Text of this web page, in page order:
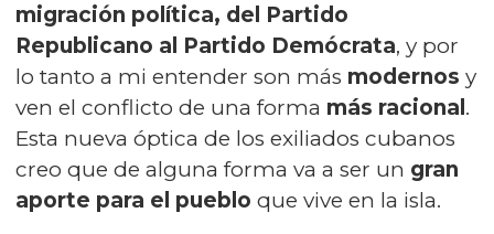
migración política, del Partido
Republicano al Partido Demócrata, y por
lo tanto a mi entender son más modernos y
ven el conflicto de una forma más racional.
Esta nueva óptica de los exiliados cubanos
creo que de alguna forma va a ser un gran
aporte para el pueblo que vive en la isla.